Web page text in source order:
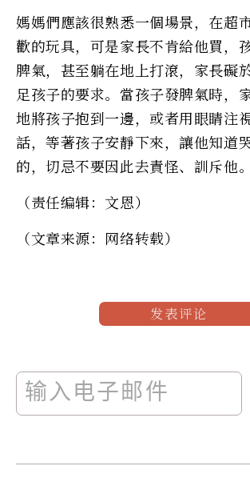
媽媽們應該很熟悉一個場景，在超
歡的玩具，可是家長不肯給他買，
脾氣，甚至躺在地上打滾，家長礙
足孩子的要求。當孩子發脾氣時，
地將孩子抱到一邊，或者用眼睛注
話，等著孩子安靜下來，讓他知道
的，切忌不要因此去責怪、訓斥他。
（责任编辑：文恩）
（文章来源：网络转载）
发表评论